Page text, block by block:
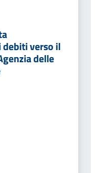
verso il
delle